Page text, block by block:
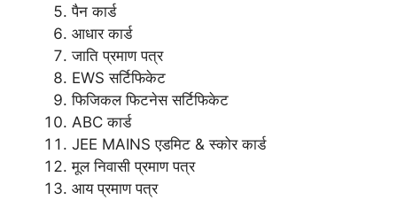
पैन कार्ड
आधार कार्ड
जाति प्रमाण पत्र
EWS सर्टिफिकेट
फिजिकल फिटनेस सर्टिफिकेट
ABC कार्ड
JEE MAINS एडमिट & स्कोर कार्ड
मूल निवासी प्रमाण पत्र
आय प्रमाण पत्र